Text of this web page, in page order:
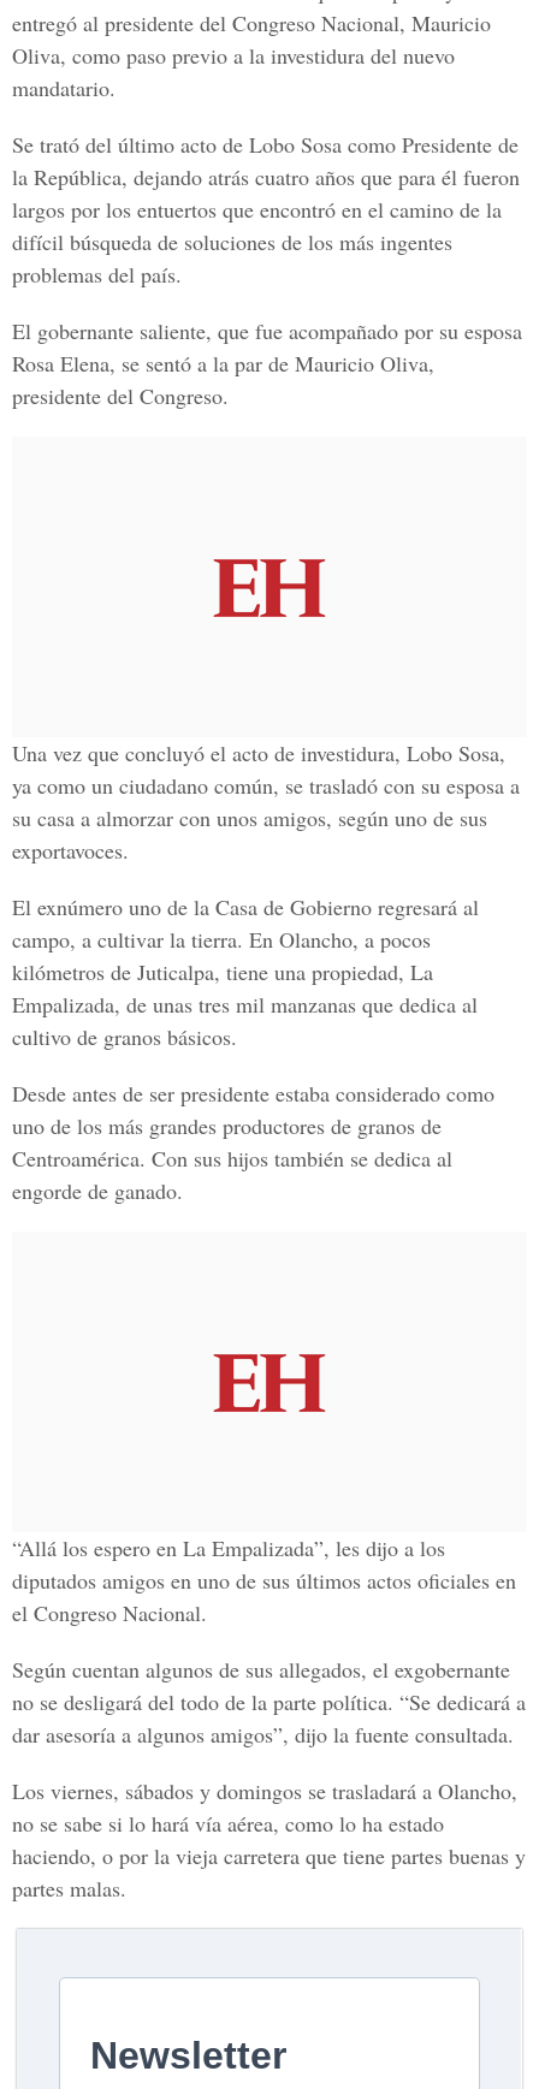
entregó al presidente del Congreso Nacional, Mauricio
Oliva, como paso previo a la investidura del nuevo
mandatario.
Se trató del último acto de Lobo Sosa como Presidente de
la República, dejando atrás cuatro años que para él fueron
largos por los entuertos que encontró en el camino de la
difícil búsqueda de soluciones de los más ingentes
problemas del país.
El gobernante saliente, que fue acompañado por su esposa
Rosa Elena, se sentó a la par de Mauricio Oliva,
presidente del Congreso.
Una vez que concluyó el acto de investidura, Lobo Sosa,
ya como un ciudadano común, se trasladó con su esposa a
su casa a almorzar con unos amigos, según uno de sus
exportavoces.
El exnúmero uno de la Casa de Gobierno regresará al
campo, a cultivar la tierra. En Olancho, a pocos
kilómetros de Juticalpa, tiene una propiedad, La
Empalizada, de unas tres mil manzanas que dedica al
cultivo de granos básicos.
Desde antes de ser presidente estaba considerado como
uno de los más grandes productores de granos de
Centroamérica. Con sus hijos también se dedica al
engorde de ganado.
“Allá los espero en La Empalizada”, les dijo a los
diputados amigos en uno de sus últimos actos oficiales en
el Congreso Nacional.
Según cuentan algunos de sus allegados, el exgobernante
no se desligará del todo de la parte política. “Se dedicará a
dar asesoría a algunos amigos”, dijo la fuente consultada.
Los viernes, sábados y domingos se trasladará a Olancho,
no se sabe si lo hará vía aérea, como lo ha estado
haciendo, o por la vieja carretera que tiene partes buenas y
partes malas.